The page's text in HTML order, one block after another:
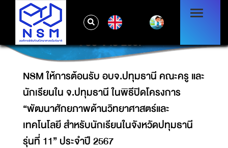
นักเรียนใน จ.ปทุมธานี ในพิธีปิดโครงการ
“พัฒนาศักยภาพด้านวิทยาศาสตร์และเทคโนโลยี
สำหรับนักเรียนในจังหวัดปทุมธานี รุ่นที่ 11”
ประจำปี 2567
NSM ให้การต้อนรับ อบจ.ปทุมธานี คณะครู และ
นักเรียนใน จ.ปทุมธานี ในพิธีปิดโครงการ
“พัฒนาศักยภาพด้านวิทยาศาสตร์และ
เทคโนโลยี สำหรับนักเรียนในจังหวัดปทุมธานี
รุ่นที่ 11” ประจำปี 2567